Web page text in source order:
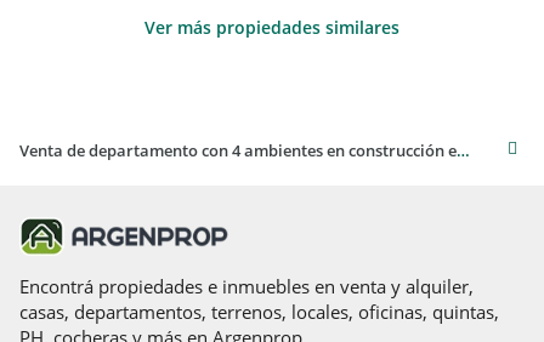
Ver más propiedades similares
Venta de departamento con 4 ambientes en construcción en Barrio Parque Leloir
Encontrá propiedades e inmuebles en venta y alquiler,
casas, departamentos, terrenos, locales, oficinas, quintas,
PH, cocheras y más en Argenprop.